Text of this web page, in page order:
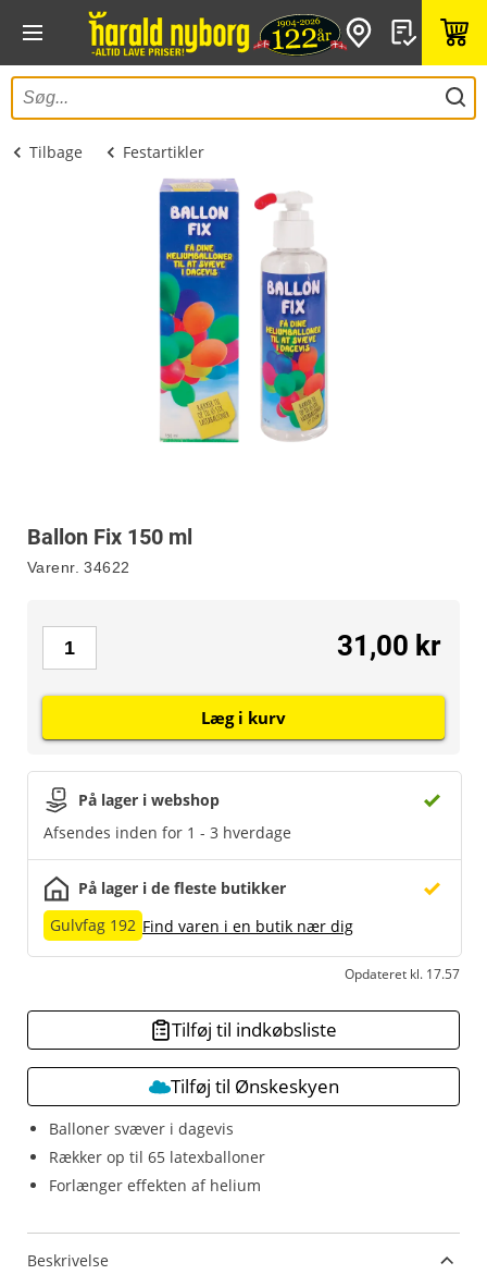
Tilbage Festartikler
Ballon Fix 150 ml
Varenr. 34622
Balloner svæver i dagevis
Rækker op til 65 latexballoner
Forlænger effekten af helium
På lager i webshop
Afsendes inden for 1 - 3 hverdage
På lager i de fleste butikker
Gulvfag 192 Find varen i en butik nær dig
Opdateret kl. 17.57
31,00 kr
Læg i kurv
Tilføj til indkøbsliste
Tilføj til Ønskeskyen
Beskrivelse